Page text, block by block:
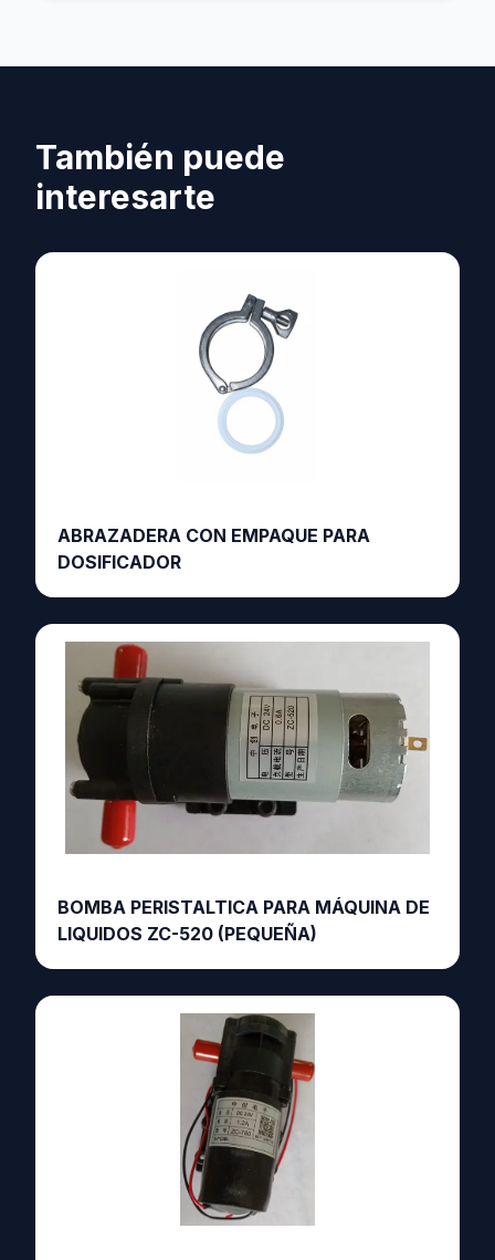
También puede
interesarte
ABRAZADERA CON EMPAQUE PARA
DOSIFICADOR
BOMBA PERISTALTICA PARA MÁQUINA DE
LIQUIDOS ZC-520 (PEQUEÑA)